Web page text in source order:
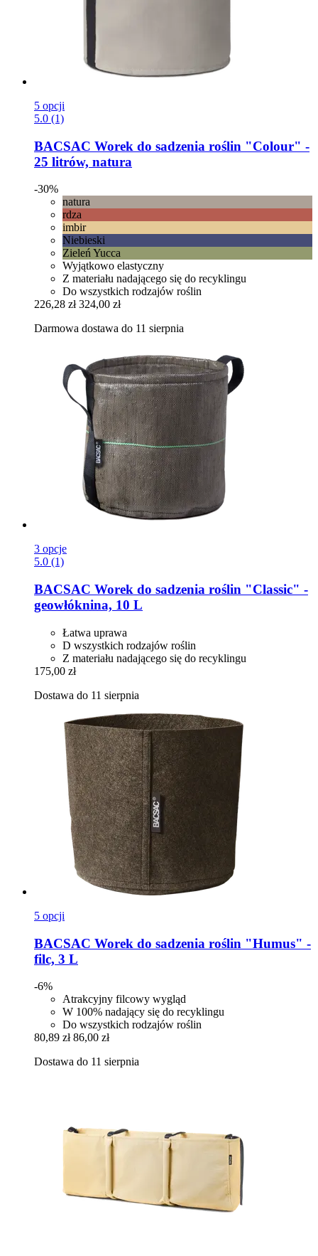
5 opcji
5.0 (1)
BACSAC Worek do sadzenia roślin "Colour" -​
25 litrów, natura
-30%
natura
rdza
imbir
Niebieski
Zieleń Yucca
Wyjątkowo elastyczny
Z materiału nadającego się do recyklingu
Do wszystkich rodzajów roślin
226,28 zł 324,00 zł
Darmowa dostawa do 11 sierpnia
3 opcje
5.0 (1)
BACSAC Worek do sadzenia roślin "Classic" -​
geowłóknina, 10 L
Łatwa uprawa
D wszystkich rodzajów roślin
Z materiału nadającego się do recyklingu
175,00 zł
Dostawa do 11 sierpnia
5 opcji
BACSAC Worek do sadzenia roślin "Humus" -​
filc, 3 L
-6%
Atrakcyjny filcowy wygląd
W 100% nadający się do recyklingu
Do wszystkich rodzajów roślin
80,89 zł 86,00 zł
Dostawa do 11 sierpnia